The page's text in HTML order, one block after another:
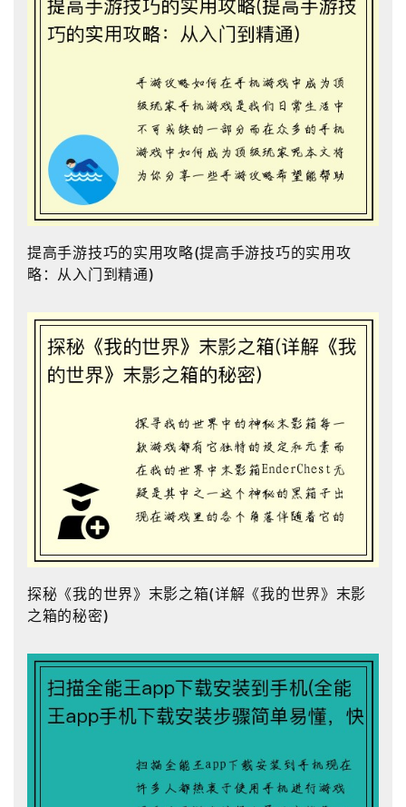
提高手游技巧的实用攻略(提高手游技巧的实用攻
略：从入门到精通)
探秘《我的世界》末影之箱(详解《我的世界》末影
之箱的秘密)